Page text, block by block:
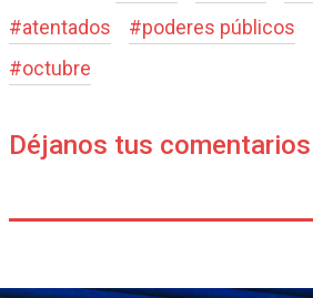
#atentados #poderes públicos
#octubre
Déjanos tus